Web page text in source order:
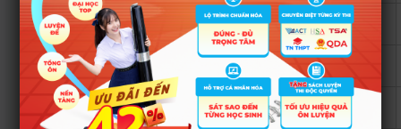
B 97 D
88 98
89 B 99 D